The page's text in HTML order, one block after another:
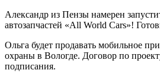
Александр из Пензы намерен
автозапчастей «All World Cars»!
Ольга будет продавать мобильное
охраны в Вологде. Договор по
подписания.